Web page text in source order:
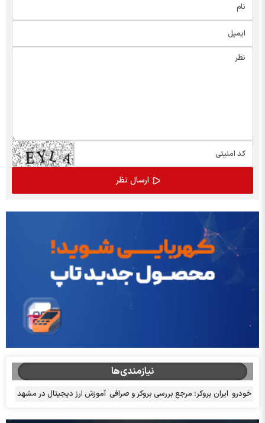
نیازمندی‌ها
خودرو ایران بروکر؛ مرجع بررسی بروکر و صرافی آموزش ارز دیجیتال در مشهد